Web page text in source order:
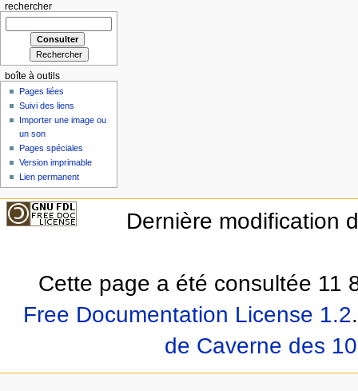
rechercher
boîte à outils
Pages liées
Suivi des liens
Importer une image ou
un son
Pages spéciales
Version imprimable
Lien permanent
Dernière modification
Cette page a été consultée 11
Free Documentation License 1.2.
de Caverne des